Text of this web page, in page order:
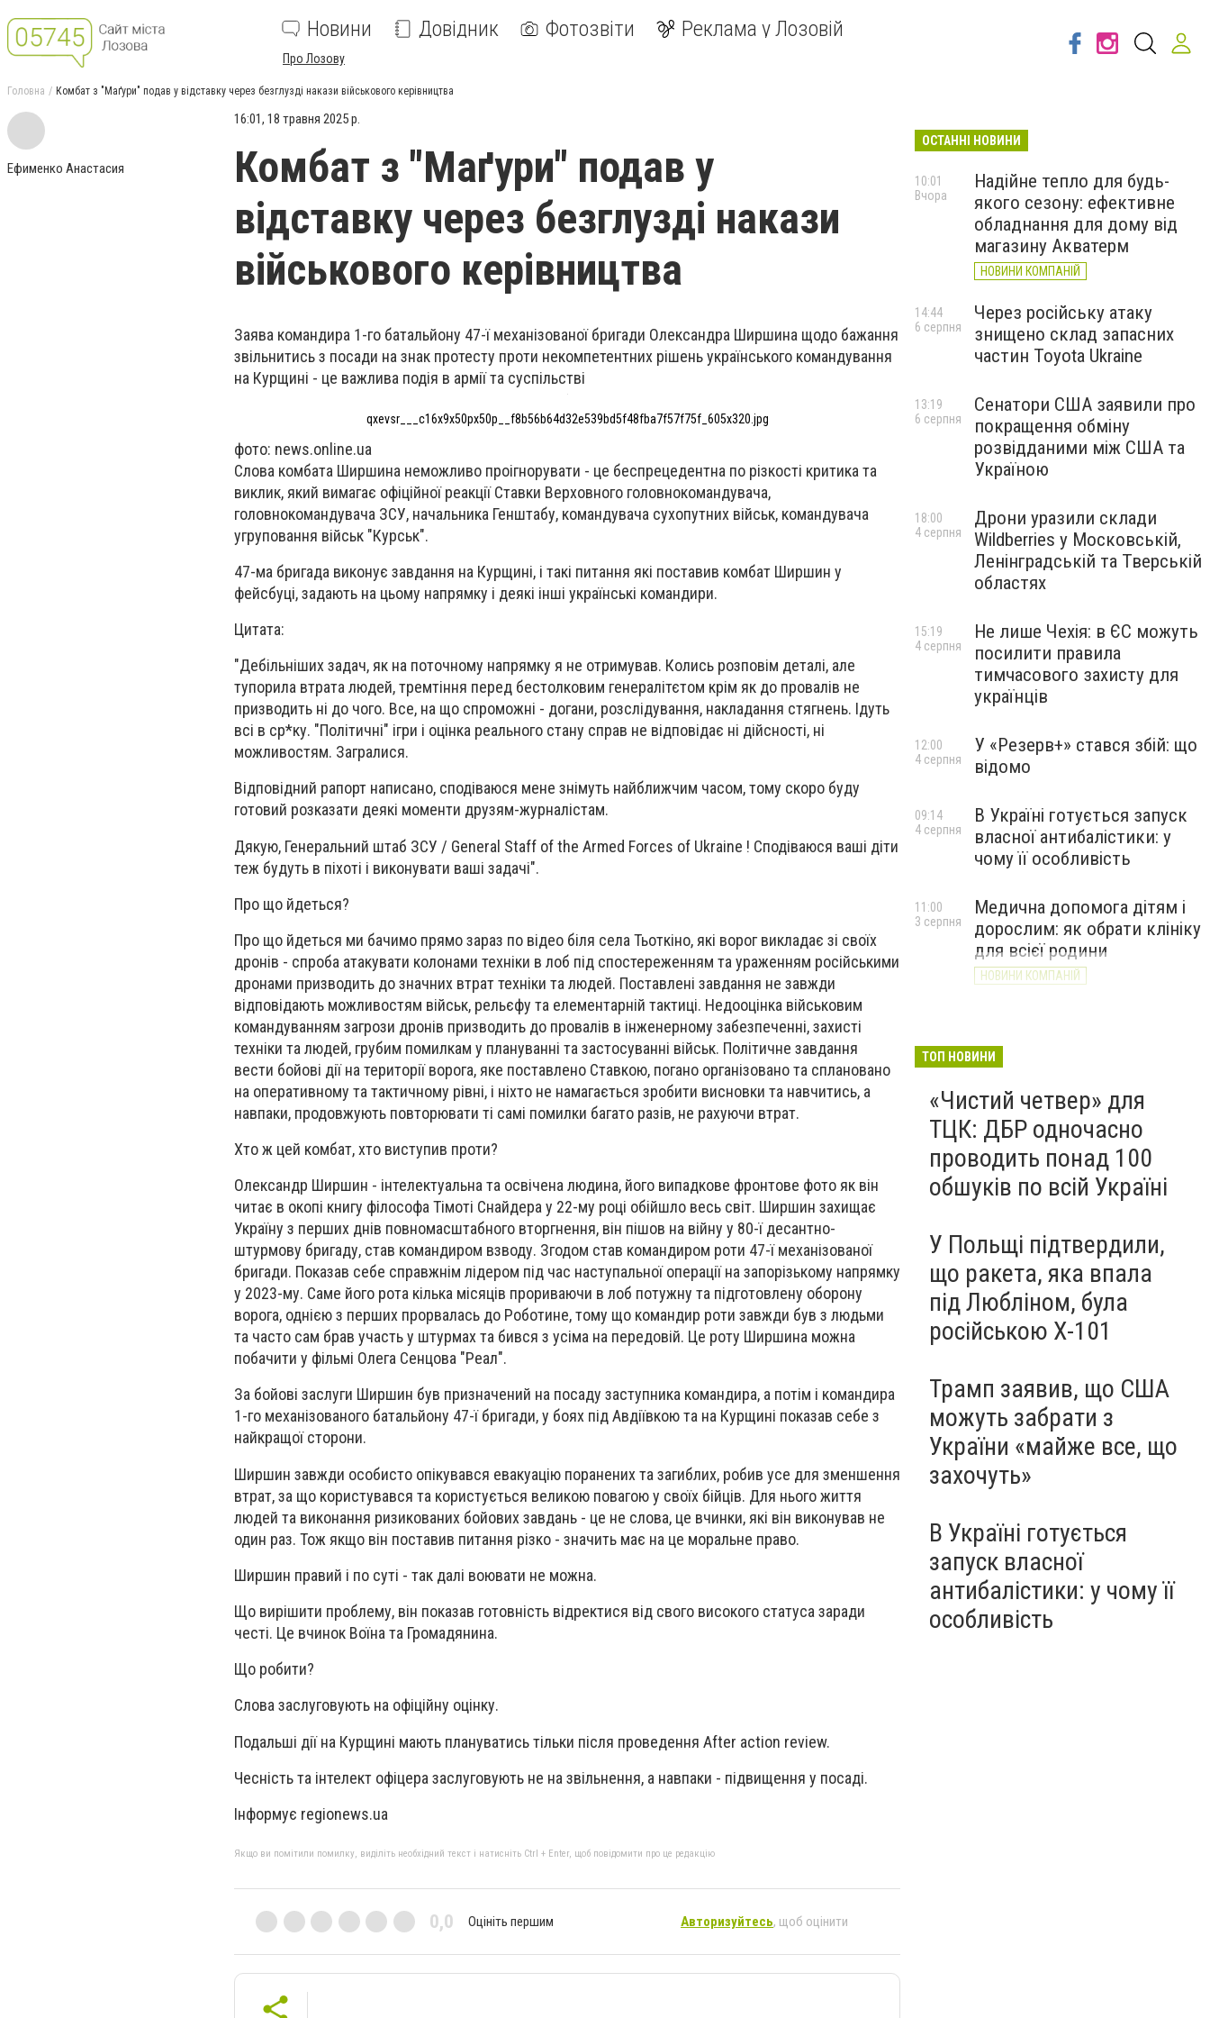
Новини Довідник Фотозвіти Реклама у Лозовій
Про Лозову
Головна Комбат з "Маґури" подав у відставку через безглузді накази військового керівництва
Ефименко Анастасия
16:01, 18 травня 2025 р.
Комбат з "Маґури" подав у
відставку через безглузді накази
військового керівництва
Заява командира 1-го батальйону 47-ї механізованої бригади Олександра Ширшина щодо бажання
звільнитись з посади на знак протесту проти некомпетентних рішень українського командування
на Курщині - це важлива подія в армії та суспільстві
qxevsr___c16x9x50px50p__f8b56b64d32e539bd5f48fba7f57f75f_605x320.jpg
фото: news.online.ua
Слова комбата Ширшина неможливо проігнорувати - це беспрецедентна по різкості критика та
виклик, який вимагає офіційної реакції Ставки Верховного головнокомандувача,
головнокомандувача ЗСУ, начальника Генштабу, командувача сухопутних військ, командувача
угруповання військ "Курськ".
47-ма бригада виконує завдання на Курщині, і такі питання які поставив комбат Ширшин у
фейсбуці, задають на цьому напрямку і деякі інші українські командири.
Цитата:
"Дебільніших задач, як на поточному напрямку я не отримував. Колись розповім деталі, але
тупорила втрата людей, тремтіння перед бестолковим генералітєтом крім як до провалів не
призводить ні до чого. Все, на що спроможні - догани, розслідування, накладання стягнень. Ідуть
всі в ср*ку. "Політичні" ігри і оцінка реального стану справ не відповідає ні дійсності, ні
можливостям. Загралися.
Відповідний рапорт написано, сподіваюся мене знімуть найближчим часом, тому скоро буду
готовий розказати деякі моменти друзям-журналістам.
Дякую, Генеральний штаб ЗСУ / General Staff of the Armed Forces of Ukraine ! Сподіваюся ваші діти
теж будуть в піхоті і виконувати ваші задачі".
Про що йдеться?
Про що йдеться ми бачимо прямо зараз по відео біля села Тьоткіно, які ворог викладає зі своїх
дронів - спроба атакувати колонами техніки в лоб під спостереженням та ураженням російськими
дронами призводить до значних втрат техніки та людей. Поставлені завдання не завжди
відповідають можливостям військ, рельєфу та елементарній тактиці. Недооцінка військовим
командуванням загрози дронів призводить до провалів в інженерному забезпеченні, захисті
техніки та людей, грубим помилкам у плануванні та застосуванні військ. Політичне завдання
вести бойові дії на території ворога, яке поставлено Ставкою, погано організовано та сплановано
на оперативному та тактичному рівні, і ніхто не намагається зробити висновки та навчитись, а
навпаки, продовжують повторювати ті самі помилки багато разів, не рахуючи втрат.
Хто ж цей комбат, хто виступив проти?
Олександр Ширшин - інтелектуальна та освічена людина, його випадкове фронтове фото як він
читає в окопі книгу філософа Тімоті Снайдера у 22-му році обійшло весь світ. Ширшин захищає
Україну з перших днів повномасштабного вторгнення, він пішов на війну у 80-ї десантно-
штурмову бригаду, став командиром взводу. Згодом став командиром роти 47-ї механізованої
бригади. Показав себе справжнім лідером під час наступальної операції на запорізькому напрямку
у 2023-му. Саме його рота кілька місяців прориваючи в лоб потужну та підготовлену оборону
ворога, однією з перших прорвалась до Роботине, тому що командир роти завжди був з людьми
та часто сам брав участь у штурмах та бився з усіма на передовій. Це роту Ширшина можна
побачити у фільмі Олега Сенцова "Реал".
За бойові заслуги Ширшин був призначений на посаду заступника командира, а потім і командира
1-го механізованого батальйону 47-ї бригади, у боях під Авдіївкою та на Курщині показав себе з
найкращої сторони.
Ширшин завжди особисто опікувався евакуацію поранених та загиблих, робив усе для зменшення
втрат, за що користувався та користується великою повагою у своїх бійців. Для нього життя
людей та виконання ризикованих бойових завдань - це не слова, це вчинки, які він виконував не
один раз. Тож якщо він поставив питання різко - значить має на це моральне право.
Ширшин правий і по суті - так далі воювати не можна.
Що вирішити проблему, він показав готовність відректися від свого високого статуса заради
честі. Це вчинок Воїна та Громадянина.
Що робити?
Слова заслуговують на офіційну оцінку.
Подальші дії на Курщині мають плануватись тільки після проведення After action review.
Чесність та інтелект офіцера заслуговують не на звільнення, а навпаки - підвищення у посаді.
Інформує regionews.ua
Якщо ви помітили помилку, виділіть необхідний текст і натисніть Ctrl + Enter, щоб повідомити про це редакцію
0,0 Оцініть першим Авторизуйтесь, щоб оцінити
ОСТАННІ НОВИНИ
Надійне тепло для будь-
якого сезону: ефективне
обладнання для дому від
магазину Акватерм
НОВИНИ КОМПАНІЙ
10:01
Вчора
Через російську атаку
знищено склад запасних
частин Toyota Ukraine
14:44
6 серпня
Сенатори США заявили про
покращення обміну
розвідданими між США та
Україною
13:19
6 серпня
Дрони уразили склади
Wildberries у Московській,
Ленінградській та Тверській
областях
18:00
4 серпня
Не лише Чехія: в ЄС можуть
посилити правила
тимчасового захисту для
українців
15:19
4 серпня
У «Резерв+» стався збій: що
відомо
12:00
4 серпня
В Україні готується запуск
власної антибалістики: у
чому її особливість
09:14
4 серпня
Медична допомога дітям і
дорослим: як обрати клініку
для всієї родини
НОВИНИ КОМПАНІЙ
11:00
3 серпня
ТОП НОВИНИ
«Чистий четвер» для
ТЦК: ДБР одночасно
проводить понад 100
обшуків по всій Україні
У Польщі підтвердили,
що ракета, яка впала
під Любліном, була
російською Х-101
Трамп заявив, що США
можуть забрати з
України «майже все, що
захочуть»
В Україні готується
запуск власної
антибалістики: у чому її
особливість